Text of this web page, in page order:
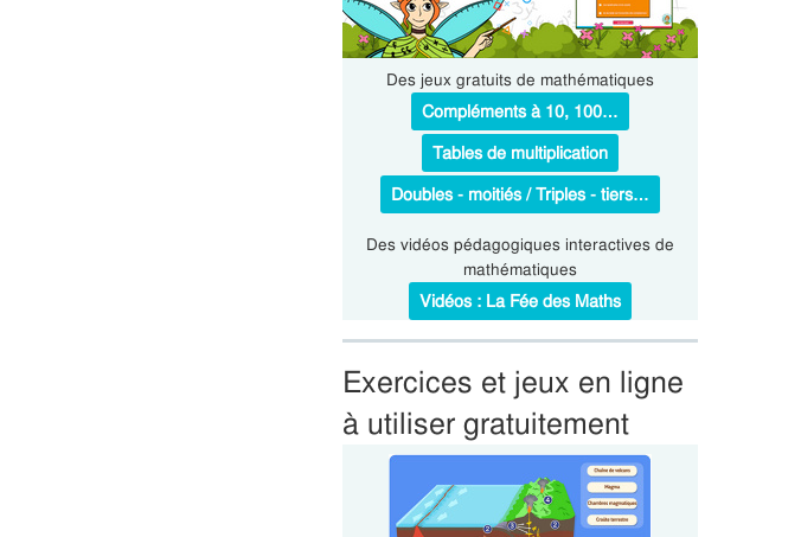
Des jeux gratuits de mathématiques
Compléments à 10, 100…
Tables de multiplication
Doubles - moitiés / Triples - tiers…
Des vidéos pédagogiques interactives de
mathématiques
Vidéos : La Fée des Maths
Exercices et jeux en ligne
à utiliser gratuitement